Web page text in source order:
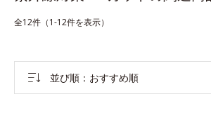
全12件（1-12件を表示）
並び順 おすすめ順